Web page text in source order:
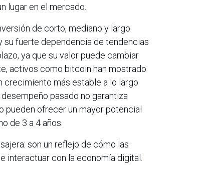
lugar en el mercado.
de corto, mediano y largo
su fuerte dependencia de tendencias
ya que su valor puede cambiar
activos como bitcoin han mostrado
crecimiento más estable a lo largo
pasado no garantiza
pueden ofrecer un mayor potencial
de 3 a 4 años.
son un reflejo de cómo las
interactuar con la economía digital.